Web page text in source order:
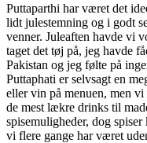
Puttaparthi har været det
lidt julestemning og i godt
venner. Juleaften havde vi
taget det tøj på, jeg havde
Pakistan og jeg følte på
Puttaphati er selvsagt en
eller vin på menuen, men
de mest lækre drinks til
spisemuligheder, dog
vi flere gange har været